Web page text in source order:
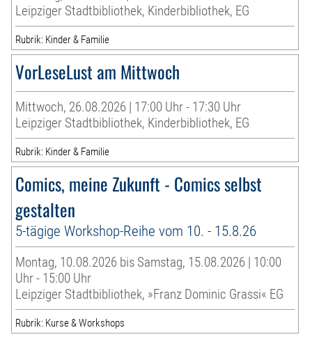
Leipziger Stadtbibliothek, Kinderbibliothek, EG
Rubrik: Kinder & Familie
VorLeseLust am Mittwoch
Mittwoch, 26.08.2026 | 17:00 Uhr - 17:30 Uhr
Leipziger Stadtbibliothek, Kinderbibliothek, EG
Rubrik: Kinder & Familie
Comics, meine Zukunft - Comics selbst
gestalten
5-tägige Workshop-Reihe vom 10. - 15.8.26
Montag, 10.08.2026 bis Samstag, 15.08.2026 | 10:00
Uhr - 15:00 Uhr
Leipziger Stadtbibliothek, »Franz Dominic Grassi« EG
Rubrik: Kurse & Workshops